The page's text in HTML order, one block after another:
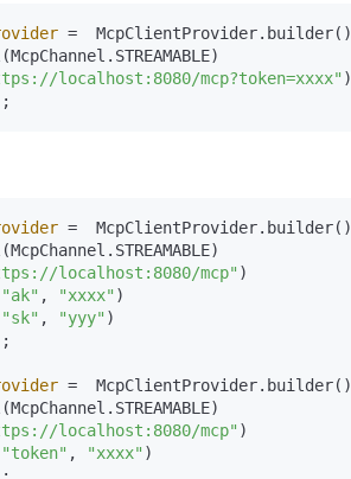
=
  McpClientProvider.builder()
localhost:8080/mcp?token=xxxx" )
=
  McpClientProvider.builder()
localhost:8080/mcp" )
"ak" , "xxxx" )
"sk" , "yyy" )
=
  McpClientProvider.builder()
localhost:8080/mcp" )
"token" , "xxxx" )